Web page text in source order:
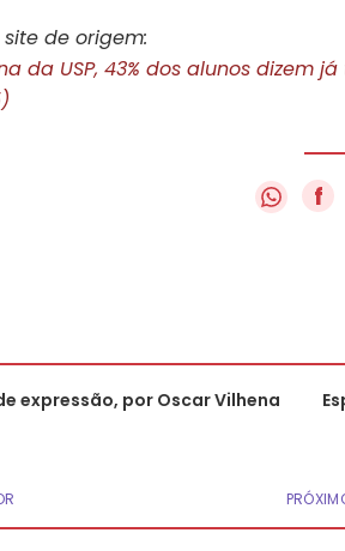
de origem:
da USP, 43% dos alunos dizem
f
expressão, por Oscar Vilhena